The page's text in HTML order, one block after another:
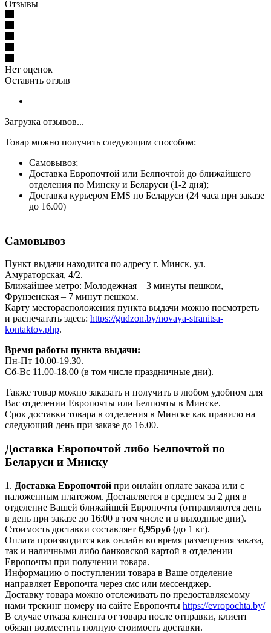
Отзывы
Нет оценок
Оставить отзыв
Загрузка отзывов...
Товар можно получить следующим способом:
Самовывоз;
Доставка Европочтой или Белпочтой до ближайшего
отделения по Минску и Беларуси (1-2 дня);
Доставка курьером EMS по Беларуси (24 часа при заказе
до 16.00)
Самовывоз
Пункт выдачи находится по адресу г. Минск, ул.
Амураторская, 4/2.
Ближайшее метро: Молодежная – 3 минуты пешком,
Фрунзенская – 7 минут пешком.
Карту месторасположения пункта выдачи можно посмотреть
и распечатать здесь: https://gudzon.by/novaya-stranitsa-
kontaktov.php.
Время работы пункта выдачи:
Пн-Пт 10.00-19.30.
Сб-Вс 11.00-18.00 (в том числе праздничные дни).
Также товар можно заказать и получить в любом удобном для
Вас отделении Европочты или Белпочты в Минске.
Срок доставки товара в отделения в Минске как правило на
следующий день при заказе до 16.00.
Доставка Европочтой либо Белпочтой по
Беларуси и Минску
1. Доставка Европочтой при онлайн оплате заказа или с
наложенным платежом. Доставляется в среднем за 2 дня в
отделение Вашей ближайшей Европочты (отправляются день
в день при заказе до 16:00 в том числе и в выходные дни).
Стоимость доставки составляет 6,95руб (до 1 кг).
Оплата производится как онлайн во время размещения заказа,
так и наличными либо банковской картой в отделении
Европочты при получении товара.
Информацию о поступлении товара в Ваше отделение
направляет Европочта через смс или мессенджер.
Доставку товара можно отслеживать по предоставляемому
нами трекинг номеру на сайте Европочты https://evropochta.by/
В случае отказа клиента от товара после отправки, клиент
обязан возместить полную стоимость доставки.